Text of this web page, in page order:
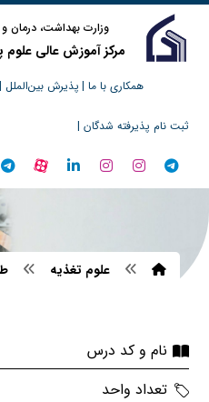
وزارت بهداشت، درمان
مرکز آموزش عالی علوم
همکاری با ما | پذیرش بین‌الملل |
ثبت نام پذیرفته شدگان |
علوم تغذیه
نام و کد درس
تعداد واحد